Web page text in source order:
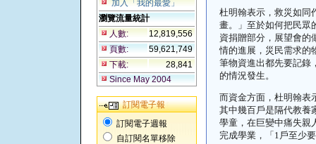
加入「我的最愛」
瀏覽流量統計
人數:
12,819,556
頁數:
59,621,749
下載:
28,841
Since May 2004
訂閱電子報
訂閱電子週報
自訂閱名單移除
杜明翰表示，救災如同
畫。」至於如何把民眾
資捐贈部分，展望會的
情的進展，災民需求的
筆物資進出都先要記錄
的情況發生。
而資金方面，杜明翰表
其中幾百戶是隔代教養
學童，在巨變中痛失親
完成學業，「 1戶至少要